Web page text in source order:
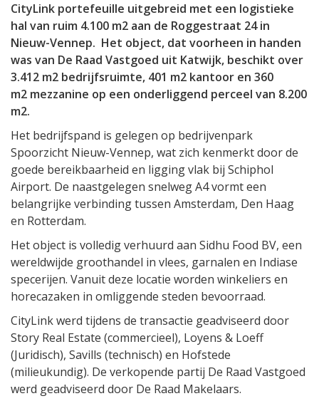
CityLink portefeuille uitgebreid met een logistieke
hal van ruim 4.100 m2 aan de Roggestraat 24 in
Nieuw-Vennep. Het object, dat voorheen in handen
was van De Raad Vastgoed uit Katwijk, beschikt over
3.412 m2 bedrijfsruimte, 401 m2 kantoor en 360
m2 mezzanine op een onderliggend perceel van 8.200
m2.
Het bedrijfspand is gelegen op bedrijvenpark
Spoorzicht Nieuw-Vennep, wat zich kenmerkt door de
goede bereikbaarheid en ligging vlak bij Schiphol
Airport. De naastgelegen snelweg A4 vormt een
belangrijke verbinding tussen Amsterdam, Den Haag
en Rotterdam.
Het object is volledig verhuurd aan Sidhu Food BV, een
wereldwijde groothandel in vlees, garnalen en Indiase
specerijen. Vanuit deze locatie worden winkeliers en
horecazaken in omliggende steden bevoorraad.
CityLink werd tijdens de transactie geadviseerd door
Story Real Estate (commercieel), Loyens & Loeff
(Juridisch), Savills (technisch) en Hofstede
(milieukundig). De verkopende partij De Raad Vastgoed
werd geadviseerd door De Raad Makelaars.